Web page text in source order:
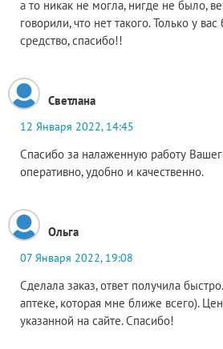
а то никак не могла, нигде не было,
говорили, что нет такого. Только у
средство, спасибо!!
Светлана
12 Января 2022, 14:45
Спасибо за налаженную работу
оперативно, удобно и качественно.
Ольга
07 Января 2022, 19:08
Сделала заказ, ответ получила
аптеке, которая мне ближе всего).
указанной на сайте. Спасибо!